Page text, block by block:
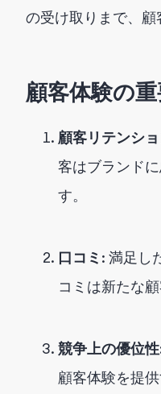
の受け取りまで、顧
顧客体験の
顧客リテンシ
客はブランド
す。
口コミ : 満足し
コミは新たな
競争上の優位性
顧客体験を提